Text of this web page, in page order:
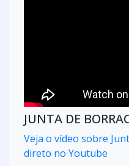
JUNTA DE
Veja o vídeo sobre
direto no Youtube